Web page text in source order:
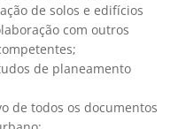
de solos e edifícios
com outros
de planeamento
de todos os documentos